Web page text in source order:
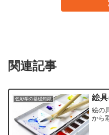
関連記事
色彩学の基礎知識 絵
絵の
から